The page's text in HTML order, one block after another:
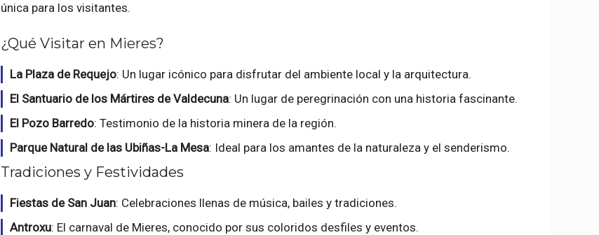
única para los visitantes.
¿Qué Visitar en Mieres?
La Plaza de Requejo: Un lugar icónico para disfrutar del ambiente local y la arquitectura.
El Santuario de los Mártires de Valdecuna: Un lugar de peregrinación con una historia fascinante.
El Pozo Barredo: Testimonio de la historia minera de la región.
Parque Natural de las Ubiñas-La Mesa: Ideal para los amantes de la naturaleza y el senderismo.
Tradiciones y Festividades
Fiestas de San Juan: Celebraciones llenas de música, bailes y tradiciones.
Antroxu: El carnaval de Mieres, conocido por sus coloridos desfiles y eventos.